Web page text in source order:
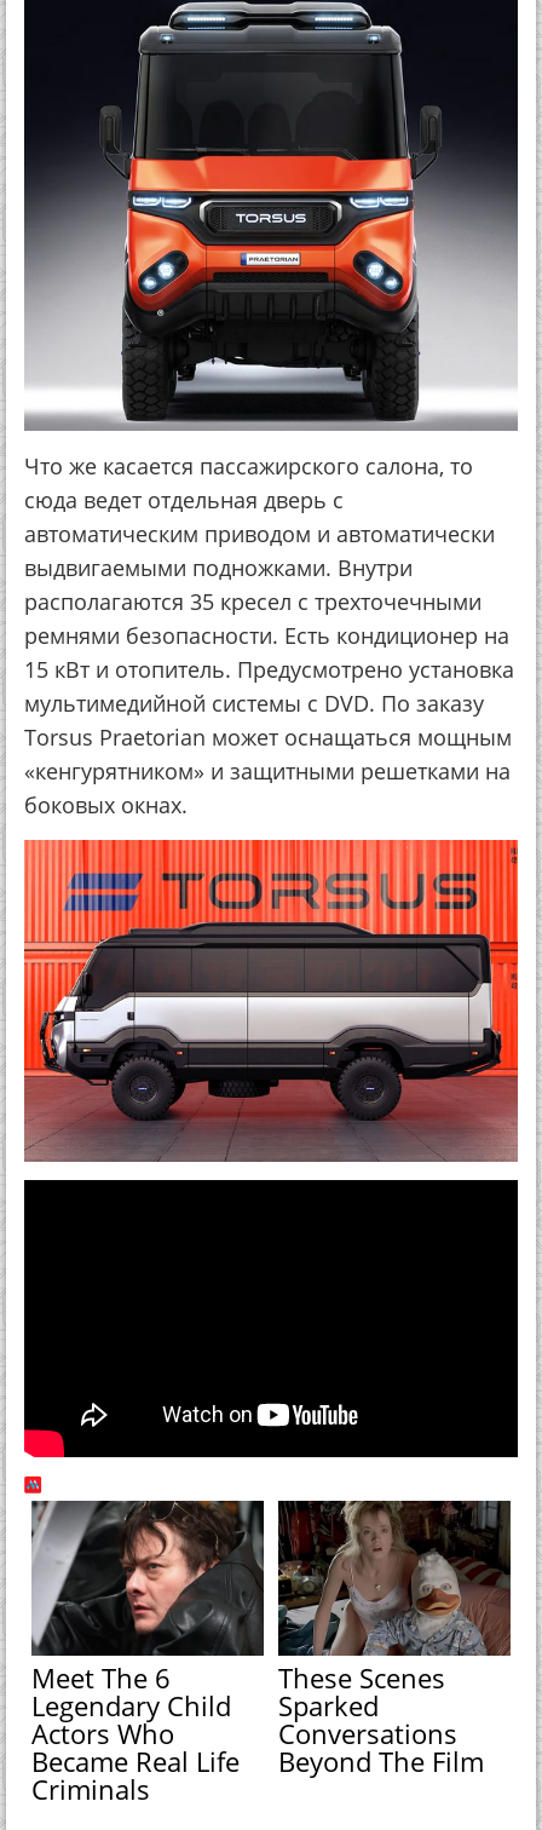
Что же касается пассажирского салона, то
сюда ведет отдельная дверь с
автоматическим приводом и автоматически
выдвигаемыми подножками. Внутри
располагаются 35 кресел с трехточечными
ремнями безопасности. Есть кондиционер на
15 кВт и отопитель. Предусмотрено установка
мультимедийной системы c DVD. По заказу
Torsus Praetorian может оснащаться мощным
«кенгурятником» и защитными решетками на
боковых окнах.
Meet The 6
Legendary Child
Actors Who
Became Real Life
Criminals
These Scenes
Sparked
Conversations
Beyond The Film